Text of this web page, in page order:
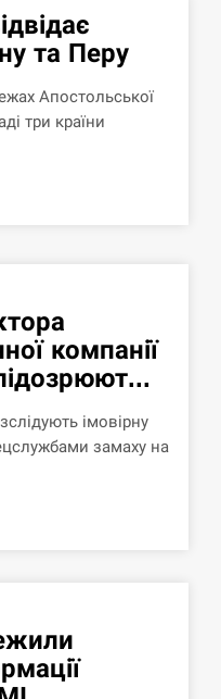
та Перу
Апостольської
три країни
компанії
імовірну
замаху на